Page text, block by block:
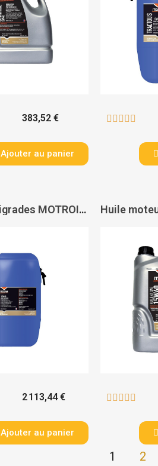
383,52 €
Ajouter au panier
    
Huiles multigrades MOTROIL 15W40 - ITECMA
2 113,44 €
Ajouter au panier
    
1 2